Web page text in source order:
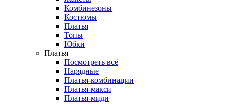
Комбинезоны
Костюмы
Платья
Топы
Юбки
Платья
Посмотреть всё
Нарядные
Платья-комбинации
Платья-макси
Платья-миди